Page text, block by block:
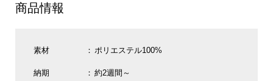
商品情報
素材 ポリエステル100%
納期
約2週間～